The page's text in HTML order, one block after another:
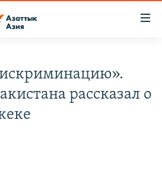
рассказал о